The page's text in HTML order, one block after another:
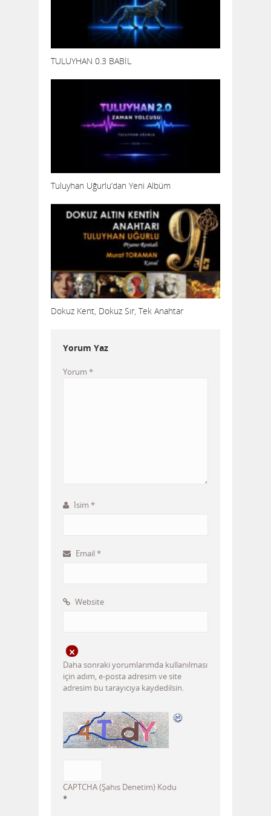
TULUYHAN 0.3 BABİL
Tuluyhan Uğurlu’dan Yeni Albüm
Dokuz Kent, Dokuz Sır, Tek Anahtar
Yorum Yaz
Yorum *
İsim *
Email *
Website
Daha sonraki yorumlarımda kullanılması
için adım, e-posta adresim ve site
adresim bu tarayıcıya kaydedilsin.
CAPTCHA (Şahıs Denetim) Kodu
*